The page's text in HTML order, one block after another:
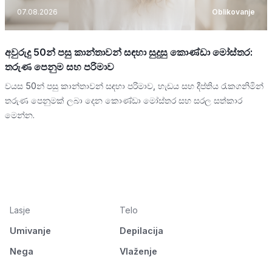
07.08.2026 Oblikovanje
අවුරුදු 50න් පසු කාන්තාවන් සඳහා සුදුසු කොණ්ඩා මෝස්තර:
තරුණ පෙනුම සහ පරිමාව
වයස 50න් පසු කාන්තාවන් සඳහා පරිමාව, හැඩය සහ දීප්තිය රැකගනිමින්
තරුණ පෙනුමක් ලබා දෙන කොණ්ඩා මෝස්තර සහ සරල සත්කාර
මෙන්න.
Lasje
Umivanje
Nega
Telo
Depilacija
Vlaženje